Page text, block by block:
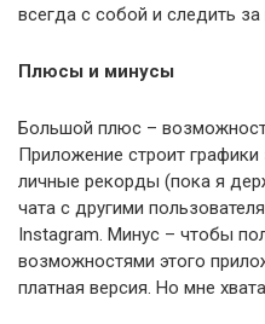
всегда с собой и следить
Плюсы и минусы
Большой плюс –
Приложение строит
личные рекорды (пока я
чата с другими
Instagram. Минус – чтобы
возможностями этого
платная версия. Но мне